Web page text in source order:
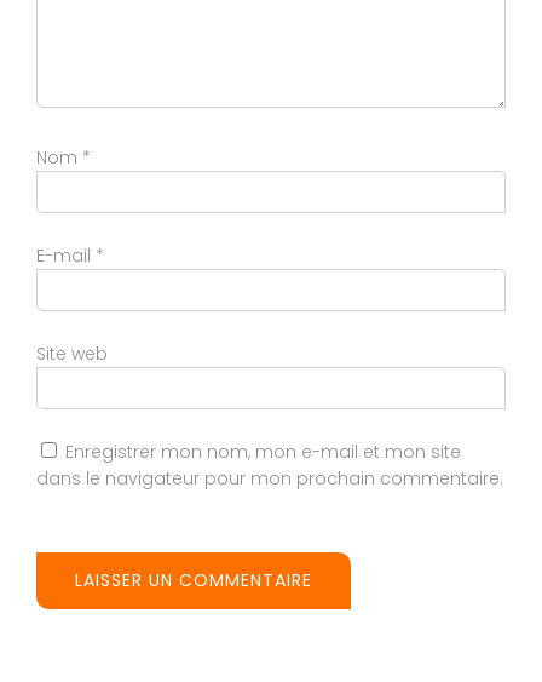
Nom *
E-mail *
Site web
Enregistrer mon nom, mon e-mail et mon site
dans le navigateur pour mon prochain commentaire.